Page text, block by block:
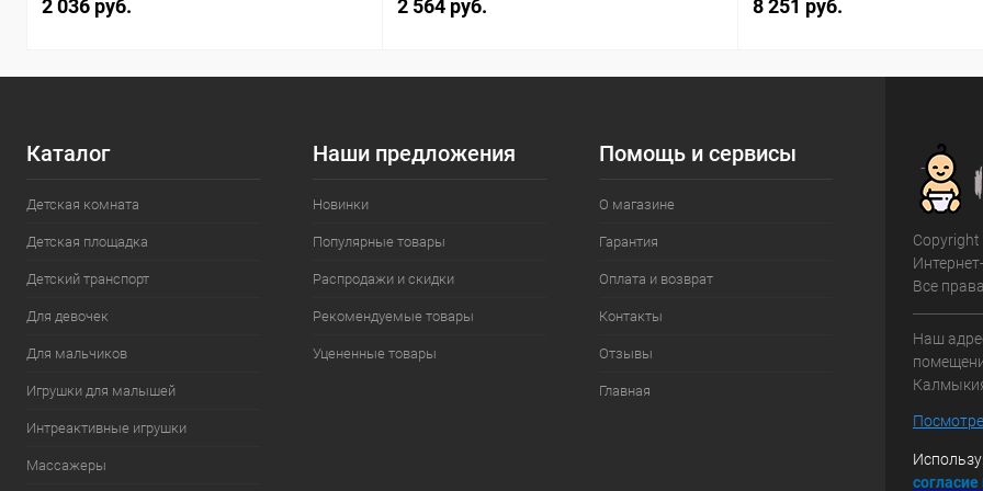
2 036 руб. 2 564 руб. 8 251 руб.
Каталог
Детская комната
Детская площадка
Детский транспорт
Для девочек
Для мальчиков
Игрушки для малышей
Интреактивные игрушки
Массажеры
Наши предложения
Новинки
Популярные товары
Распродажи и скидки
Рекомендуемые товары
Уцененные товары
Помощь и сервисы
О магазине
Гарантия
Оплата и возврат
Контакты
Отзывы
Главная
Все
Наш
согласие